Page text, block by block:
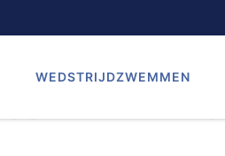
WEDSTRIJDZWEMMEN